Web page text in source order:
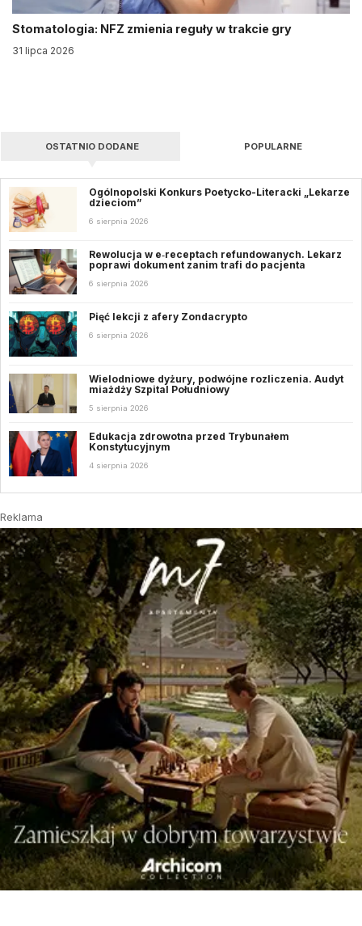
Stomatologia: NFZ zmienia reguły w trakcie gry
31 lipca 2026
OSTATNIO DODANE POPULARNE
Ogólnopolski Konkurs Poetycko-Literacki „Lekarze
dzieciom”
6 sierpnia 2026
Rewolucja w e‑receptach refundowanych. Lekarz
poprawi dokument zanim trafi do pacjenta
6 sierpnia 2026
Pięć lekcji z afery Zondacrypto
6 sierpnia 2026
Wielodniowe dyżury, podwójne rozliczenia. Audyt
miażdży Szpital Południowy
5 sierpnia 2026
Edukacja zdrowotna przed Trybunałem
Konstytucyjnym
4 sierpnia 2026
Reklama